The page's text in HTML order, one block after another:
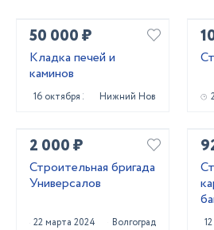
50 000 ₽
Кладка печей и
каминов
16 октября 2023Нижний Новгород
2 000 ₽
Строительная бригада
Универсалов
22 марта 2024 Волгоград